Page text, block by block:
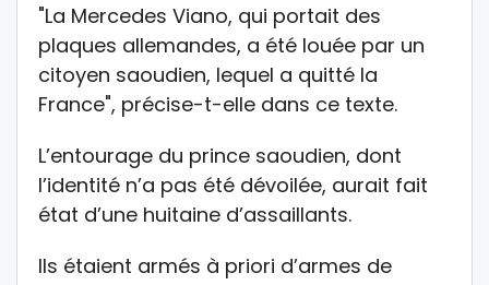
"La Mercedes Viano, qui portait des
plaques allemandes, a été louée par un
citoyen saoudien, lequel a quitté la
France", précise-t-elle dans ce texte.
L’entourage du prince saoudien, dont
l’identité n’a pas été dévoilée, aurait fait
état d’une huitaine d’assaillants.
Ils étaient armés à priori d’armes de